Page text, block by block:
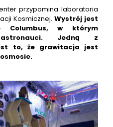
przypomina laboratoria
Kosmicznej. Wystrój jest
Columbus, w którym
Jedną z
to, że grawitacja jest